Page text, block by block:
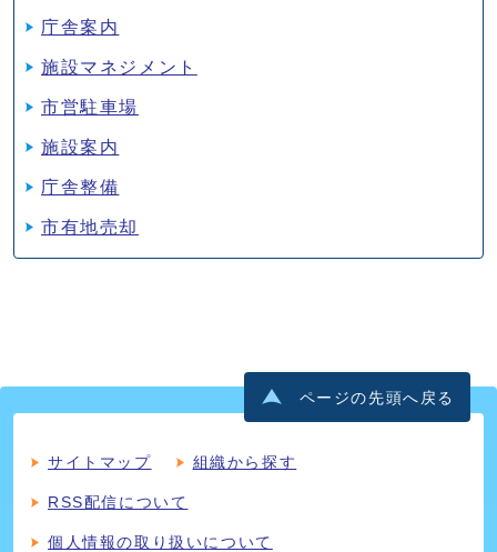
庁舎案内
施設マネジメント
市営駐車場
施設案内
庁舎整備
市有地売却
ページの先頭へ戻る
サイトマップ 組織から探す
RSS配信について
個人情報の取り扱いについて